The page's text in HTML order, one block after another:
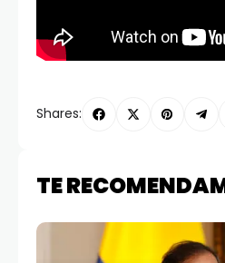
Shares:
TE